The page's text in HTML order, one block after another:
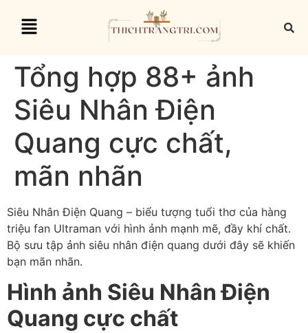
Tổng hợp 88+ ảnh
Siêu Nhân Điện
Quang cực chất,
mãn nhãn
Siêu Nhân Điện Quang – biểu tượng tuổi thơ của hàng
triệu fan Ultraman với hình ảnh mạnh mẽ, đầy khí chất.
Bộ sưu tập ảnh siêu nhân điện quang dưới đây sẽ khiến
bạn mãn nhãn.
Hình ảnh Siêu Nhân Điện
Quang cực chất